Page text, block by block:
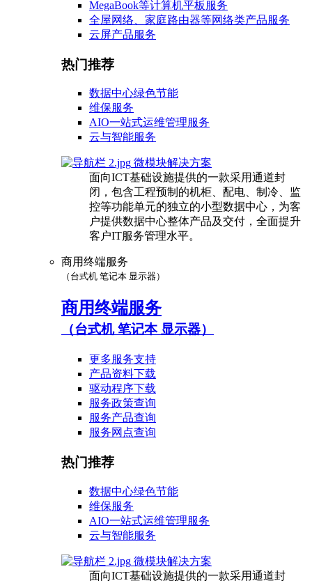
MegaBook等计算机平板服务
全屋网络、家庭路由器等网络类产品服务
云屏产品服务
热门推荐
数据中心绿色节能
维保服务
AIO一站式运维管理服务
云与智能服务
微模块解决方案
面向ICT基础设施提供的一款采用通道封
闭，包含工程预制的机柜、配电、制冷、监
控等功能单元的独立的小型数据中心，为客
户提供数据中心整体产品及交付，全面提升
客户IT服务管理水平。
商用终端服务
（台式机 笔记本 显示器）
商用终端服务
（台式机 笔记本 显示器）
更多服务支持
产品资料下载
驱动程序下载
服务政策查询
服务产品查询
服务网点查询
热门推荐
数据中心绿色节能
维保服务
AIO一站式运维管理服务
云与智能服务
微模块解决方案
面向ICT基础设施提供的一款采用通道封